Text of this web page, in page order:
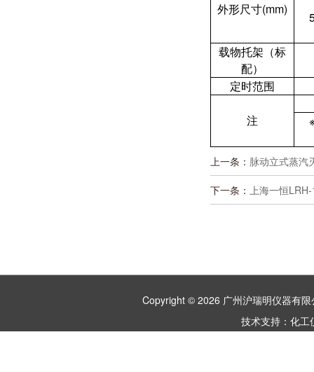
外形尺寸(mm)
载物托架（标
配）
定时范围
注
上一条： 脉动立式蒸汽
下一条： 上海一恒
Copyright © 2026 广州沪瑞明仪器有
技术支持： 化工